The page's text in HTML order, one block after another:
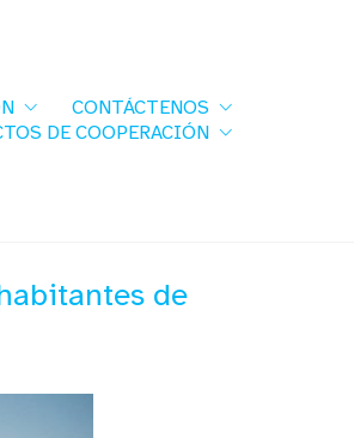
CONTÁCTENOS
DE COOPERACIÓN
de